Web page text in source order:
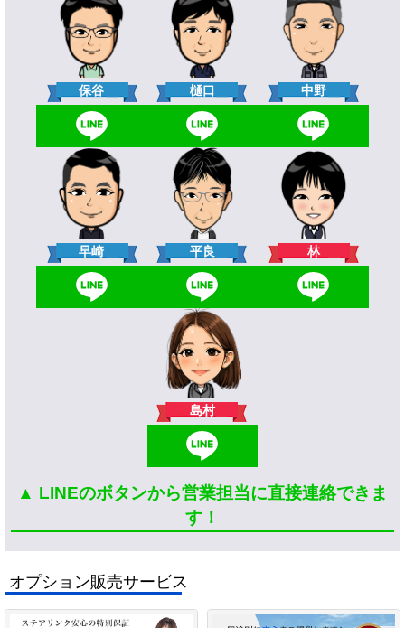
保谷 樋口 中野
早崎 平良 林
島村
▲ LINEのボタンから営業担当に直接連絡できま
す！
オプション販売サービス